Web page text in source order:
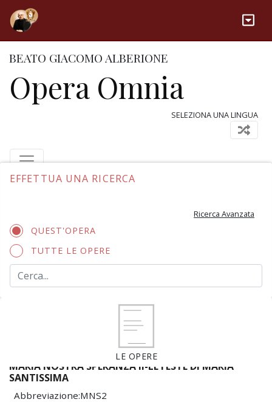
BEATO GIACOMO ALBERIONE
Opera Omnia
SELEZIONA UNA LINGUA
EFFETTUA UNA RICERCA
Ricerca Avanzata
QUEST'OPERA
TUTTE LE OPERE
LE OPERE
MARIA NOSTRA SPERANZA II-LE FESTE DI MARIA
SANTISSIMA
Abbreviazione:MNS2